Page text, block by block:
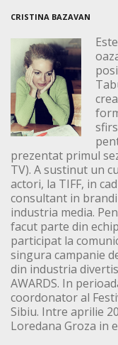
CRISTINA BAZAVAN
prezentat primul
TV). A sustinut un
actori, la TIFF, in
consultant in
industria media.
facut parte din
participat la
singura campanie
din industria
AWARDS. In
coordonator al
Sibiu. Intre aprilie
Loredana Groza in